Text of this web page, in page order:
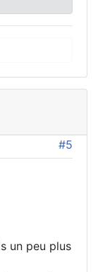
#5
un peu plus